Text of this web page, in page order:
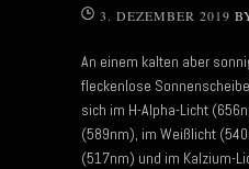
3. DEZEMBER 2019
An einem kalten aber
fleckenlose
sich im H-Alpha-Licht
(589nm), im Weißlicht
(517nm) und im Kalzium-